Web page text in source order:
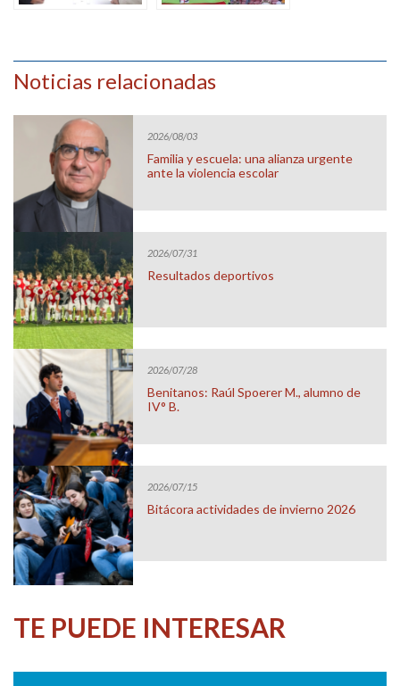
Noticias relacionadas
2026/08/03
Familia y escuela: una alianza urgente
ante la violencia escolar
2026/07/31
Resultados deportivos
2026/07/28
Benitanos: Raúl Spoerer M., alumno de
IV° B.
2026/07/15
Bitácora actividades de invierno 2026
TE PUEDE INTERESAR